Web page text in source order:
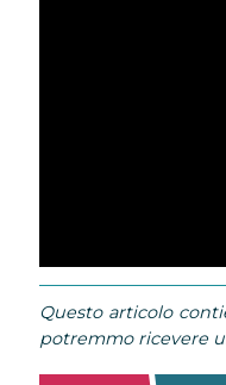
Questo articolo
potremmo ricevere